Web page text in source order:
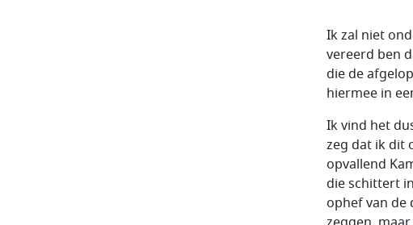
Ik zal niet
vereerd ben
die de
hiermee in
Ik vind het
zeg dat ik dit
opvallend
die schittert
ophef van de